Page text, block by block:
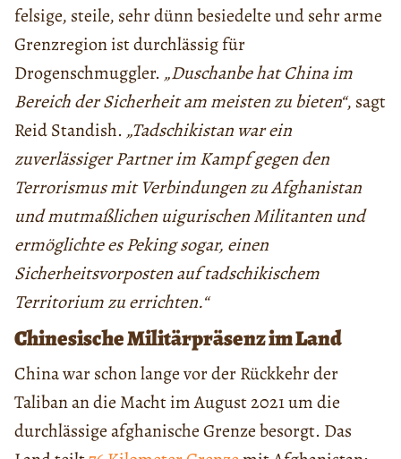
felsige, steile, sehr dünn besiedelte und sehr arme
Grenzregion ist durchlässig für
Drogenschmuggler. „Duschanbe hat China im
Bereich der Sicherheit am meisten zu bieten“, sagt
Reid Standish. „Tadschikistan war ein
zuverlässiger Partner im Kampf gegen den
Terrorismus mit Verbindungen zu Afghanistan
und mutmaßlichen uigurischen Militanten und
ermöglichte es Peking sogar, einen
Sicherheitsvorposten auf tadschikischem
Territorium zu errichten.“
Chinesische Militärpräsenz im Land
China war schon lange vor der Rückkehr der
Taliban an die Macht im August 2021 um die
durchlässige afghanische Grenze besorgt. Das